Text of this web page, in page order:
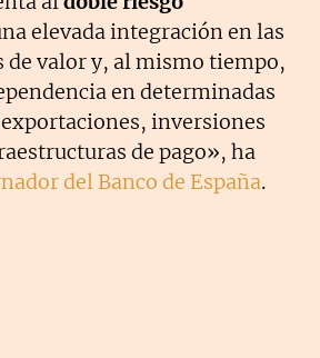
elevada integración en las
de valor y, al mismo tiempo,
en determinadas
inversiones
de pago», ha
del Banco de España.